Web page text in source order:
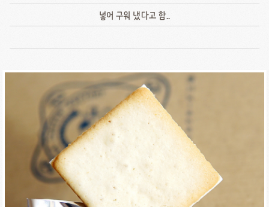
넣어 구워 냈다고 함..